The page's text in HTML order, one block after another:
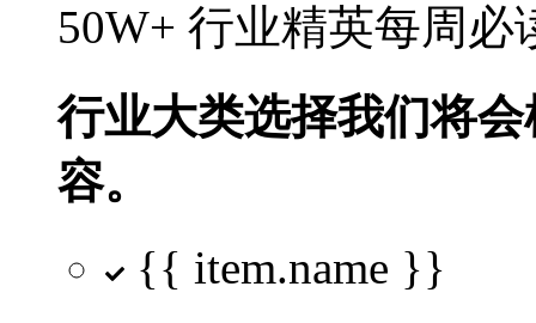
50W+ 行业精英每周
行业大类选择我们将
容。
{{ item.name }}